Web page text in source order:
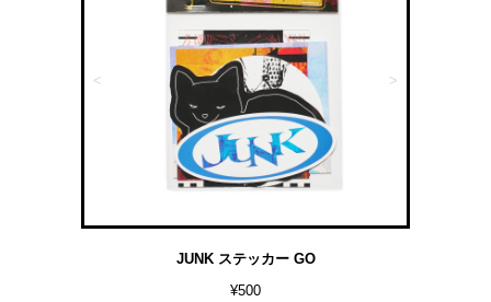
< >
JUNK ステッカー GO
¥500